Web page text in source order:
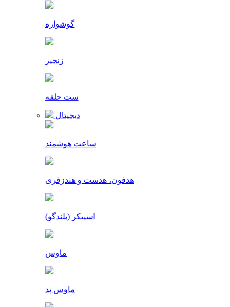
گوشواره
زنجیر
ست حلقه
دیجیتال
ساعت هوشمند
هدفون، هدست و هندزفری
اسپیکر (بلندگو)
ماوس
ماوس پد